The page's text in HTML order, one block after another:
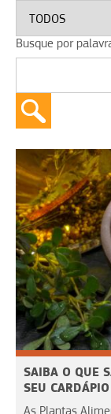
Busque por
SAIBA O QUE
SEU CARDÁPIO
As Plantas